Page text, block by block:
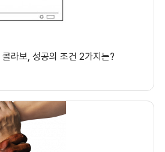
라보, 성공의 조건 2가지는?